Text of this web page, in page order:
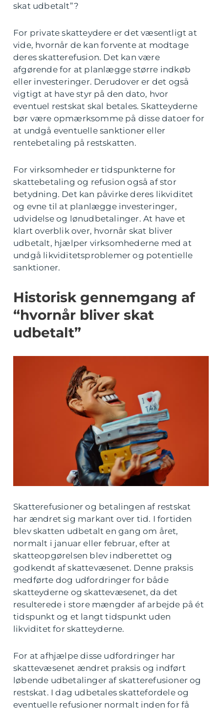
skat udbetalt”?
For private skatteydere er det væsentligt at
vide, hvornår de kan forvente at modtage
deres skatterefusion. Det kan være
afgørende for at planlægge større indkøb
eller investeringer. Derudover er det også
vigtigt at have styr på den dato, hvor
eventuel restskat skal betales. Skatteyderne
bør være opmærksomme på disse datoer for
at undgå eventuelle sanktioner eller
rentebetaling på restskatten.
For virksomheder er tidspunkterne for
skattebetaling og refusion også af stor
betydning. Det kan påvirke deres likviditet
og evne til at planlægge investeringer,
udvidelse og lønudbetalinger. At have et
klart overblik over, hvornår skat bliver
udbetalt, hjælper virksomhederne med at
undgå likviditetsproblemer og potentielle
sanktioner.
Historisk gennemgang af
“hvornår bliver skat
udbetalt”
Skatterefusioner og betalingen af restskat
har ændret sig markant over tid. I fortiden
blev skatten udbetalt en gang om året,
normalt i januar eller februar, efter at
skatteopgørelsen blev indberettet og
godkendt af skattevæsenet. Denne praksis
medførte dog udfordringer for både
skatteyderne og skattevæsenet, da det
resulterede i store mængder af arbejde på ét
tidspunkt og et langt tidspunkt uden
likviditet for skatteyderne.
For at afhjælpe disse udfordringer har
skattevæsenet ændret praksis og indført
løbende udbetalinger af skatterefusioner og
restskat. I dag udbetales skattefordele og
eventuelle refusioner normalt inden for få